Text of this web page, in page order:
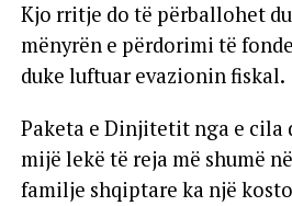
Kjo rritje do të përballohet
mënyrën e përdorimi të
duke luftuar evazionin fiskal.
Paketa e Dinjitetit nga e cila
mijë lekë të reja më shumë
familje shqiptare ka një